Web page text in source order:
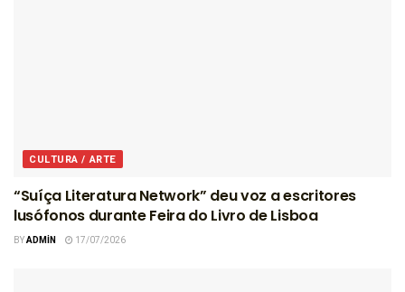
CULTURA / ARTE
“Suíça Literatura Network” deu voz a escritores
lusófonos durante Feira do Livro de Lisboa
BYADMIN 17/07/2026